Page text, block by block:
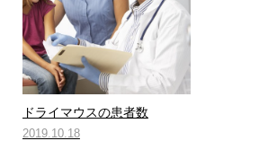
ドライマウスの患者数
2019.10.18